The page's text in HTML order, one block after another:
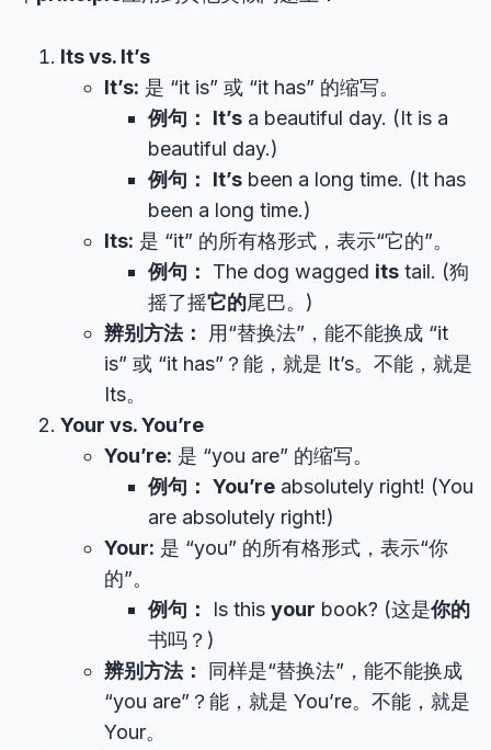
Its vs. It’s
It’s: 是 “it is” 或 “it has” 的缩写。
例句：
It’s a beautiful day. (It is a
beautiful day.)
例句：
It’s been a long time. (It has
been a long time.)
Its: 是 “it” 的所有格形式，表示“它的”。
例句：
The dog wagged its tail. (狗
摇了摇它的尾巴。)
辨别方法：
用“替换法”，能不能换成 “it
is” 或 “it has”？能，就是 It’s。不能，就是
Its。
Your vs. You’re
You’re: 是 “you are” 的缩写。
例句： You’re absolutely right! (You
are absolutely right!)
Your: 是 “you” 的所有格形式，表示“你
的”。
例句：
Is this your book? (这是你的
书吗？)
辨别方法：
同样是“替换法”，能不能换成
“you are”？能，就是 You’re。不能，就是
Your。